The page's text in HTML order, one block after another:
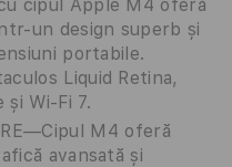
cipul Apple M4 oferă
un design superb și
portabile.
Liquid Retina,
și Wi-Fi 7.
M4 oferă
avansată și